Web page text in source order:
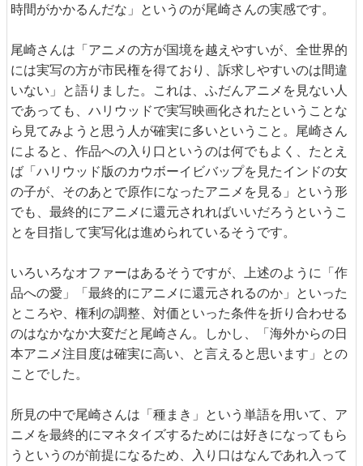
時間がかかるんだな」というのが尾崎さんの実感です。
尾崎さんは「アニメの方が国境を越えやすいが、全世界的
には実写の方が市民権を得ており、訴求しやすいのは間違
いない」と語りました。これは、ふだんアニメを見ない人
であっても、ハリウッドで実写映画化されたということな
ら見てみようと思う人が確実に多いということ。尾崎さん
によると、作品への入り口というのは何でもよく、たとえ
ば「ハリウッド版のカウボーイビバップを見たインドの女
の子が、そのあとで原作になったアニメを見る」という形
でも、最終的にアニメに還元されればいいだろうというこ
とを目指して実写化は進められているそうです。
いろいろなオファーはあるそうですが、上述のように「作
品への愛」「最終的にアニメに還元されるのか」といった
ところや、権利の調整、対価といった条件を折り合わせる
のはなかなか大変だと尾崎さん。しかし、「海外からの日
本アニメ注目度は確実に高い、と言えると思います」との
ことでした。
所見の中で尾崎さんは「種まき」という単語を用いて、ア
ニメを最終的にマネタイズするためには好きになってもら
うというのが前提になるため、入り口はなんであれ入って